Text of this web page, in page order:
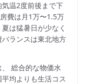
気温2度前後まで下
費は月1万〜1.5万
は猛暑日が少なく
ランスは東北地方
、 総合的な物価水
平均よりも生活コス